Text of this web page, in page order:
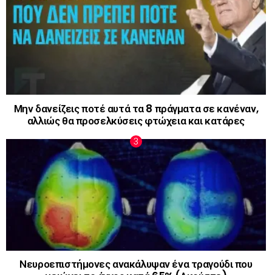
Μην δανείζεις ποτέ αυτά τα 8 πράγματα σε κανέναν,
αλλιώς θα προσελκύσεις φτώχεια και κατάρες
Νευροεπιστήμονες ανακάλυψαν ένα τραγούδι που